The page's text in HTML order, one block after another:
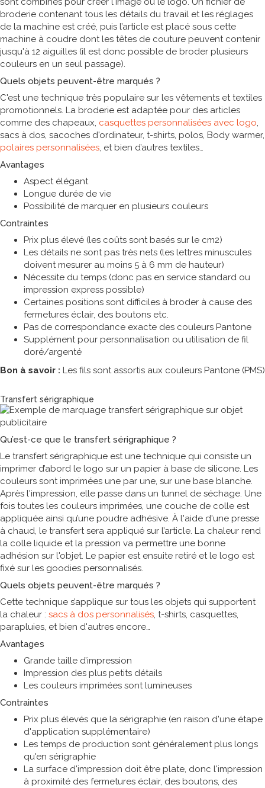
broderie contenant tous les détails du travail et les réglages
de la machine est créé, puis l’article est placé sous cette
machine à coudre dont les têtes de couture peuvent contenir
jusqu'à 12 aiguilles (il est donc possible de broder plusieurs
couleurs en un seul passage).
Quels objets peuvent-être marqués ?
C'est une technique très populaire sur les vêtements et textiles
promotionnels. La broderie est adaptée pour des articles
comme des chapeaux, casquettes personnalisées avec logo,
sacs à dos, sacoches d'ordinateur, t-shirts, polos, Body warmer,
polaires personnalisées, et bien d’autres textiles
Avantages
Aspect élégant
Longue durée de vie
Possibilité de marquer en plusieurs couleurs
Contraintes
Prix plus élevé (les coûts sont basés sur le cm2)
Les détails ne sont pas très nets (les lettres minuscules
doivent mesurer au moins 5 à 6 mm de hauteur)
Nécessite du temps (donc pas en service standard ou
impression express possible)
Certaines positions sont difficiles à broder à cause des
fermetures éclair, des boutons etc.
Pas de correspondance exacte des couleurs Pantone
Supplément pour personnalisation ou utilisation de fil
doré/argenté
Bon à savoir : Les fils sont assortis aux couleurs Pantone (PMS)
Transfert sérigraphique
Qu’est-ce que le transfert sérigraphique ?
Le transfert sérigraphique est une technique qui consiste un
imprimer d’abord le logo sur un papier à base de silicone. Les
couleurs sont imprimées une par une, sur une base blanche.
Après l'impression, elle passe dans un tunnel de séchage. Une
fois toutes les couleurs imprimées, une couche de colle est
appliquée ainsi qu’une poudre adhésive. À l'aide d'une presse
à chaud, le transfert sera appliqué sur l’article. La chaleur rend
la colle liquide et la pression va permettre une bonne
adhésion sur l'objet. Le papier est ensuite retiré et le logo est
fixé sur les goodies personnalisés.
Quels objets peuvent-être marqués ?
Cette technique s’applique sur tous les objets qui supportent
la chaleur : sacs à dos personnalisés, t-shirts, casquettes,
parapluies, et bien d'autres encore
Avantages
Grande taille d’impression
Impression des plus petits détails
Les couleurs imprimées sont lumineuses
Contraintes
Prix plus élevés que la sérigraphie (en raison d'une étape
d'application supplémentaire)
Les temps de production sont généralement plus longs
qu'en sérigraphie
La surface d'impression doit être plate, donc l'impression
à proximité des fermetures éclair, des boutons, des